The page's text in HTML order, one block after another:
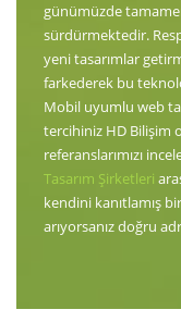
günümüzde
sürdürmektedir.
yeni tasarımlar
farkederek bu
Mobil uyumlu web
tercihiniz HD Bilişim
referanslarımızı
Tasarım Şirketleri
kendini kanıtlamış
arıyorsanız doğru